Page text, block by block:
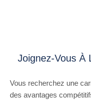
Joignez-Vous À
Vous recherchez une
des avantages